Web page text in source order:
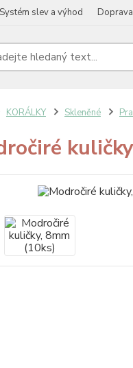
Systém slev a výhod
KORÁLKY Skleněné